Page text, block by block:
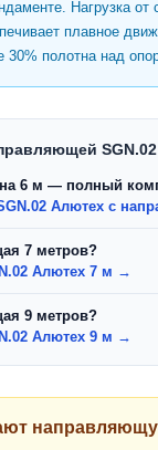
Нагрузка
плавное
30% полотна над
6 м — полный
Алютех с
7 метров?
Алютех 7 м →
9 метров?
Алютех 9 м →